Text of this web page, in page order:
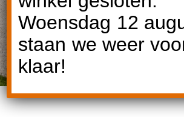
Woensdag 12
staan we weer
klaar!